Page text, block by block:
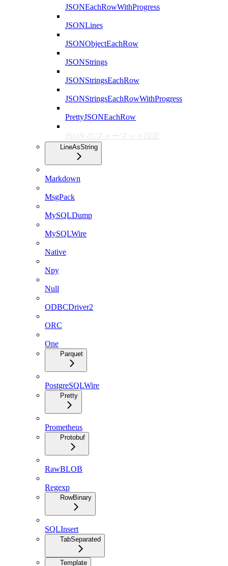
JSONEachRowWithProgress
JSONLines
JSONObjectEachRow
JSONStrings
JSONStringsEachRow
JSONStringsEachRowWithProgress
PrettyJSONEachRow
JSON のフォーマット設定
LineAsString
Markdown
MsgPack
MySQLDump
MySQLWire
Native
Npy
Null
ODBCDriver2
ORC
One
Parquet
PostgreSQLWire
Pretty
Prometheus
Protobuf
RawBLOB
Regexp
RowBinary
SQLInsert
TabSeparated
Template